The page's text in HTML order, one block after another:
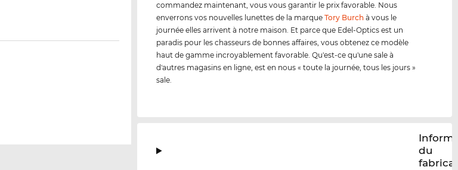
commandez maintenant, vous vous garantir le prix favorable. Nous
enverrons vos nouvelles lunettes de la marqueTory Burch à vous le
journée elles arrivent à notre maison. Et parce que Edel-Optics est un
paradis pour les chasseurs de bonnes affaires, vous obtenez ce modèle
haut de gamme incroyablement favorable. Qu'est-ce qu'une sale à
d'autres magasins en ligne, est en nous « toute la journée, tous les jours »
sale.
du